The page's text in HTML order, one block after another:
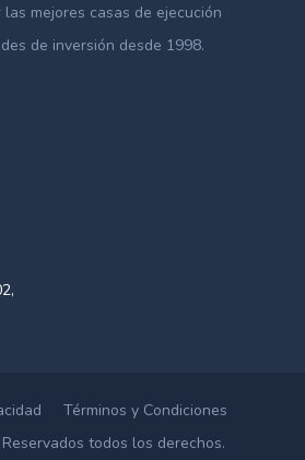
mejores casas de ejecución
de inversión desde 1998.
Términos y Condiciones
todos los derechos.